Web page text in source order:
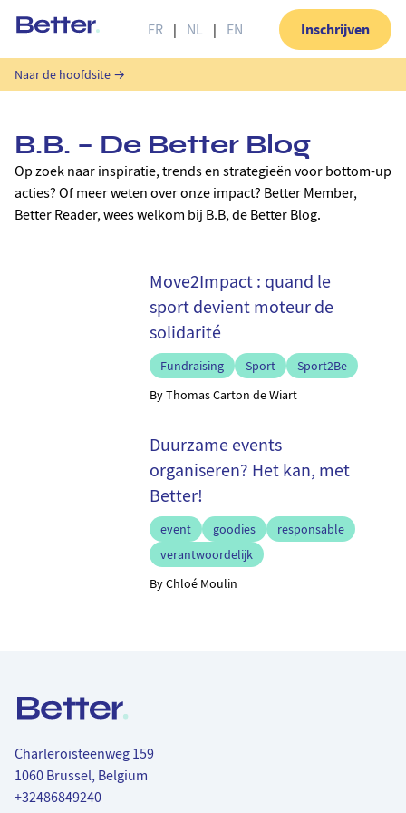
Naar de hoofdsite →
FR NL EN Inschrijven
B.B. – De Better Blog
Op zoek naar inspiratie, trends en strategieën voor bottom-up
acties? Of meer weten over onze impact? Better Member,
Better Reader, wees welkom bij B.B, de Better Blog.
Move2Impact : quand le
sport devient moteur de
solidarité
Fundraising Sport
Sport2Be
By Thomas Carton de Wiart
Duurzame events
organiseren? Het kan, met
Better!
event goodies
responsable
verantwoordelijk
By Chloé Moulin
Charleroisteenweg 159
1060 Brussel, Belgium
+32486849240